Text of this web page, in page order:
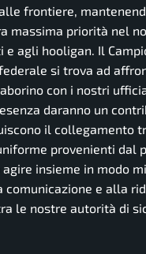
frontiere,
massima priorità nel
agli hooligan. Il
si trova ad
con i nostri
daranno un
il collegamento
provenienti dal
insieme in modo
e alla
le nostre autorità di